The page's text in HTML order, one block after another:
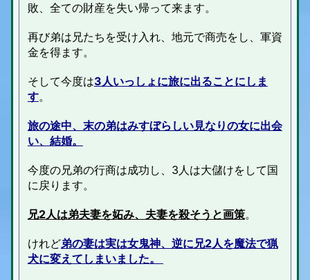
敗、全ての財産を失い帰って来ます。
再び弟は兄たちを受け入れ、地元で商売をし、軍資
金を得ます。
そして今度は3人いっしょに旅に出ることに しま
す。
旅の途中、末の弟はみすぼらしい見なりの女に出会
い、結婚。
今度の兄弟の行商は成功し、3人は大儲けをして国
に戻ります。
兄2人は弟夫妻を妬み、夫妻を殺そうと画策。
けれど弟の妻は実は女鬼神、逆に兄2人を魔法で猟
犬に変えてしまいました。